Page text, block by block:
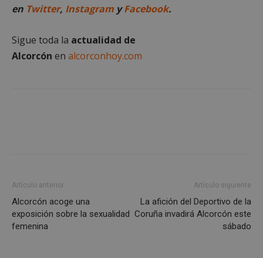
en Twitter, Instagram yFacebook.
Sigue toda la actualidad de
Alcorcón en alcorconhoy.com
Artículo anterior
Alcorcón acoge una
exposición sobre la sexualidad
femenina
Artículo siguiente
La afición del Deportivo de la
Coruña invadirá Alcorcón este
sábado